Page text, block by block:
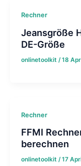
Rechner
Jeansgröße
DE-Größe
onlinetoolkit /18
Rechner
FFMI
berechnen
onlinetoolkit /17